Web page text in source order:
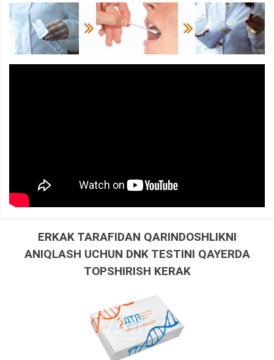
ERKAK TARAFIDAN QARINDOSHLIKNI
ANIQLASH UCHUN DNK TESTINI QAYERDA
TOPSHIRISH KERAK